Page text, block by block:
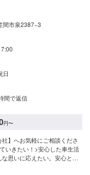
間市泉2387−3
日
間で返信
円〜
】へお気軽にご相談くださ
いきたい！>安心した車生活
思いに応えたい。安心と